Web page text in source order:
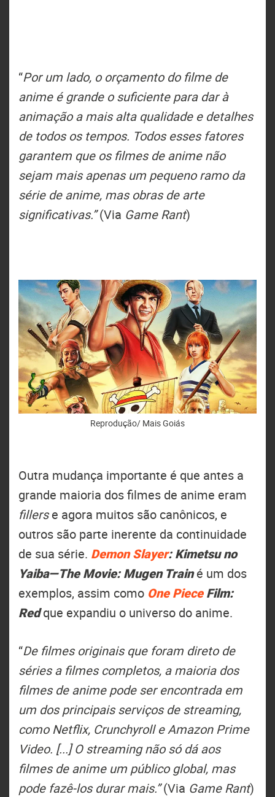
“Por um lado, o orçamento do filme de
anime é grande o suficiente para dar à
animação a mais alta qualidade e detalhes
de todos os tempos. Todos esses fatores
garantem que os filmes de anime não
sejam mais apenas um pequeno ramo da
série de anime, mas obras de arte
significativas.”(Via Game Rant)
Reprodução/ Mais Goiás
Outra mudança importante é que antes a
grande maioria dos filmes de anime eram
fillerse agora muitos são canônicos, e
outros são parte inerente da continuidade
de sua série. Demon Slayer: Kimetsu no
Yaiba—The Movie: Mugen Trainé um dos
exemplos, assim como One PieceFilm:
Redque expandiu o universo do anime.
“De filmes originais que foram direto de
séries a filmes completos, a maioria dos
filmes de anime pode ser encontrada em
um dos principais serviços de streaming,
como Netflix, Crunchyroll e Amazon Prime
Video. [...] O streaming não só dá aos
filmes de anime um público global, mas
pode fazê-los durar mais.”(Via Game Rant)